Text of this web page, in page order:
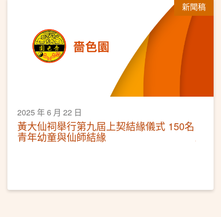
新聞稿
2025 年 6 月 22 日
黃大仙祠舉行第九屆上契結緣儀式 150名
青年幼童與仙師結緣